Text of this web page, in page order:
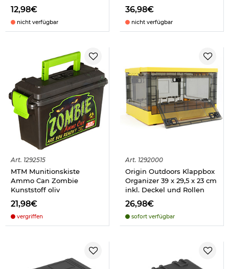
12,98€
nicht verfügbar
36,98€
nicht verfügbar
Art. 1292515
MTM Munitionskiste
Ammo Can Zombie
Kunststoff oliv
21,98€
vergriffen
Art. 1292000
Origin Outdoors Klappbox
Organizer 39 x 29,5 x 23 cm
inkl. Deckel und Rollen
26,98€
sofort verfügbar